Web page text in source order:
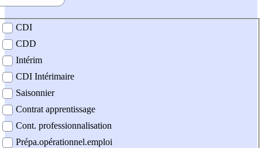
contrat
CDI
CDD
Intérim
CDI Intérimaire
Saisonnier
Contrat apprentissage
Cont. professionnalisation
Prépa.opérationnel.emploi